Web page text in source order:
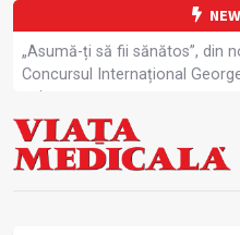
„Asumă-ți să fii sănătos”, din
Concursul Internațional
aniversar
Unul din cinci tineri nu știe că
frecventă infecție cu
PRIMER: Întreruperea energiei